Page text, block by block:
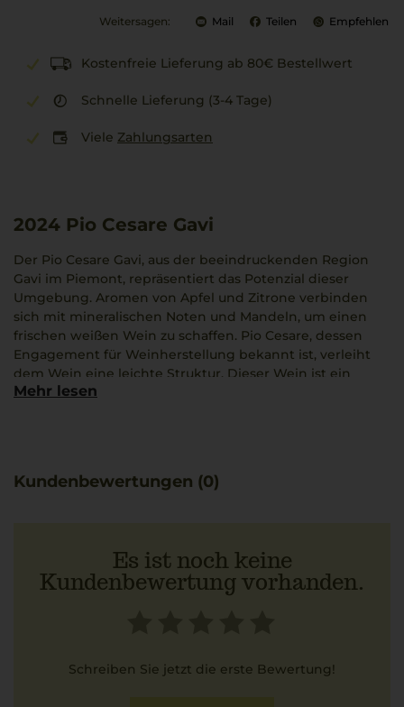
Weitersagen: Mail Teilen Empfehlen
Kostenfreie Lieferung ab 80€ Bestellwert
Schnelle Lieferung (3-4 Tage)
Viele Zahlungsarten
2024 Pio Cesare Gavi
Der Pio Cesare Gavi, aus der beeindruckenden Region
Gavi im Piemont, repräsentiert das Potenzial dieser
Umgebung. Aromen von Apfel und Zitrone verbinden
sich mit mineralischen Noten und Mandeln, um einen
frischen weißen Wein zu schaffen. Pio Cesare, dessen
Engagement für Weinherstellung bekannt ist, verleiht
dem Wein eine leichte Struktur. Dieser Wein ist ein
interessanter Begleiter zu Osso Buco und eignet sich
Mehr lesen
Kundenbewertungen (0)
Es ist noch keine
Kundenbewertung vorhanden.
Schreiben Sie jetzt die erste Bewertung!